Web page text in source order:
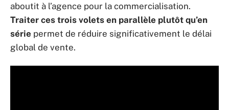
aboutit à l’agence pour la commercialisation.
Traiter ces trois volets en parallèle plutôt qu’en
série permet de réduire significativement le délai
global de vente.